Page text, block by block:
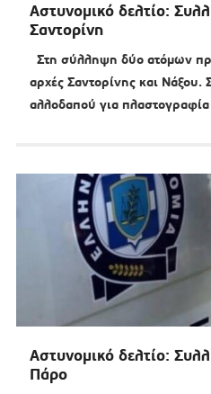
Αστυνομικό δελτίο:
Σαντορίνη
Στη σύλληψη δύο ατόμων
αρχές Σαντορίνης και
αλλοδαπού για
Αστυνομικό δελτίο:
Πάρο